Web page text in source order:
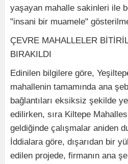
yaşayan mahalle sakinleri ile
"insani bir muamele"
ÇEVRE MAHALLELER
BIRAKILDI
Edinilen bilgilere göre,
mahallenin tamamında ana
bağlantıları eksiksiz şekilde
edilirken, sıra Kiltepe
geldiğinde çalışmalar aniden
İddialara göre, dışarıdan bir
edilen projede, firmanın ana